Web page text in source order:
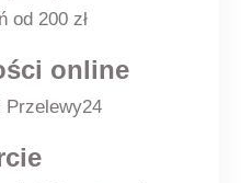
od 200 zł
online
Przelewy24